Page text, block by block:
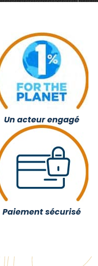
Un acteur engagé
Paiement sécurisé